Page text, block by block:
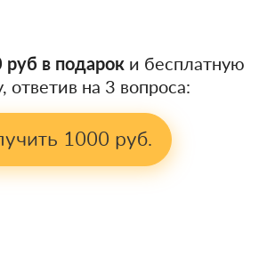
руб в подарок и бесплатную
ответив на 3 вопроса:
1000 руб.